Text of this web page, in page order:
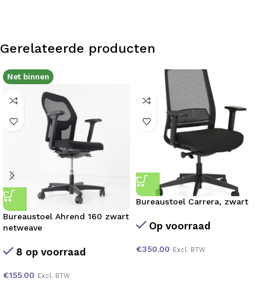
Gerelateerde producten
Net binnen
Bureaustoel Ahrend 160 zwart
netweave
8 op voorraad
€155.00 Excl. BTW
Bureaustoel Carrera, zwart
Op voorraad
€350.00 Excl. BTW